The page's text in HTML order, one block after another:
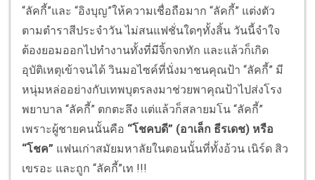
“ลัคกี้”และ “อิงบุญ”ให้ความเชื่อถือมาก “ลัคกี้” แต่งตัว
ตามตำราสีประจำวัน ไม่สนแฟชั่นใดๆทั้งสิ้น วันนี้จำใจ
ต้องยอมออกไปทำงานทั้งที่มีจิ้กจกทัก และแล้วก็เกิด
อุบัติเหตุเข้าจนได้ วินมอไซค์ที่นั่งมาชนคุณป้า “ลัคกี้” มี
หนุ่มหล่ออย่างกับเทพบุตรลงมาช่วยพาคุณป้าไปส่งโรง
พยาบาล “ลัคกี้” ตกตะลึง แต่แล้วก็สลายมโน “ลัคกี้”
เพราะผู้ชายคนนั้นคือ “โชคบดี” (อาเล็ก ธีรเดช) หรือ
“โชค” แฟนเก่าสมัยมหาลัยในตอนนั้นที่ทั้งอ้วน เนิร์ด สิว
เขรอะ และถูก “ลัคกี้”เท !!!